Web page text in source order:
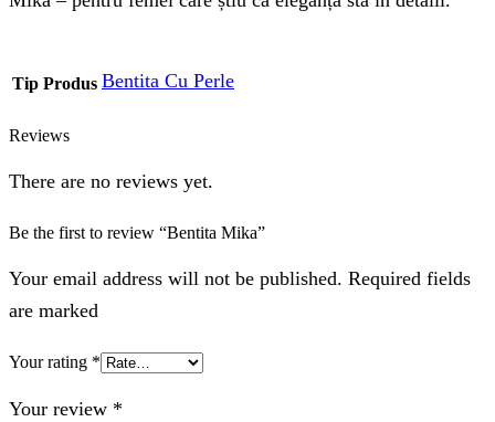
Tip Produs Bentita Cu Perle
Reviews
There are no reviews yet.
Be the first to review “Bentita Mika”
Your email address will not be published. Required fields
are marked
Your rating *
Your review *